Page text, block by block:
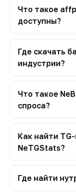
Что такое
доступны?
Где скачать
индустрии?
Что такое
спроса?
Как найти
NeTGStats?
Где найти